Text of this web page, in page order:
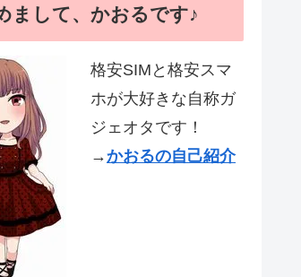
まして、かおるです♪
格安SIMと格安スマ
ホが大好きな自称ガ
ジェオタです！
→かおるの自己紹介